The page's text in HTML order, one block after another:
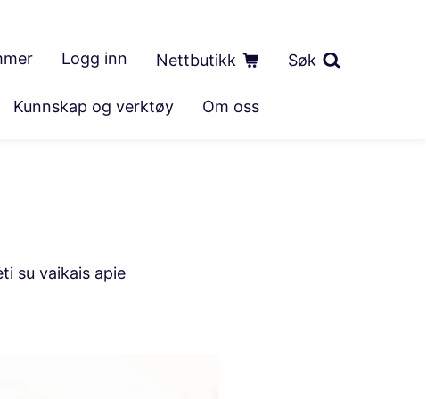
Logg inn Nettbutikk Søk
Kunnskap og verktøy Om oss
su vaikais apie